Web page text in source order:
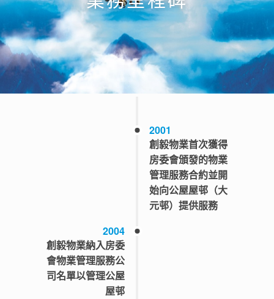
2001
創毅物業首次獲得
房委會頒發的物業
管理服務合約並開
始向公屋屋邨（大
元邨）提供服務
2004
創毅物業納入房委
會物業管理服務公
司名單以管理公屋
屋邨